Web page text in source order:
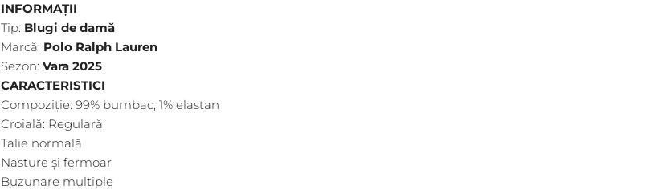
INFORMAŢII
Tip: Blugi de damă
Marcă: Polo Ralph Lauren
Sezon: Vara 2025
CARACTERISTICI
Compoziție: 99% bumbac, 1% elastan
Croială: Regulară
Talie normală
Nasture și fermoar
Buzunare multiple